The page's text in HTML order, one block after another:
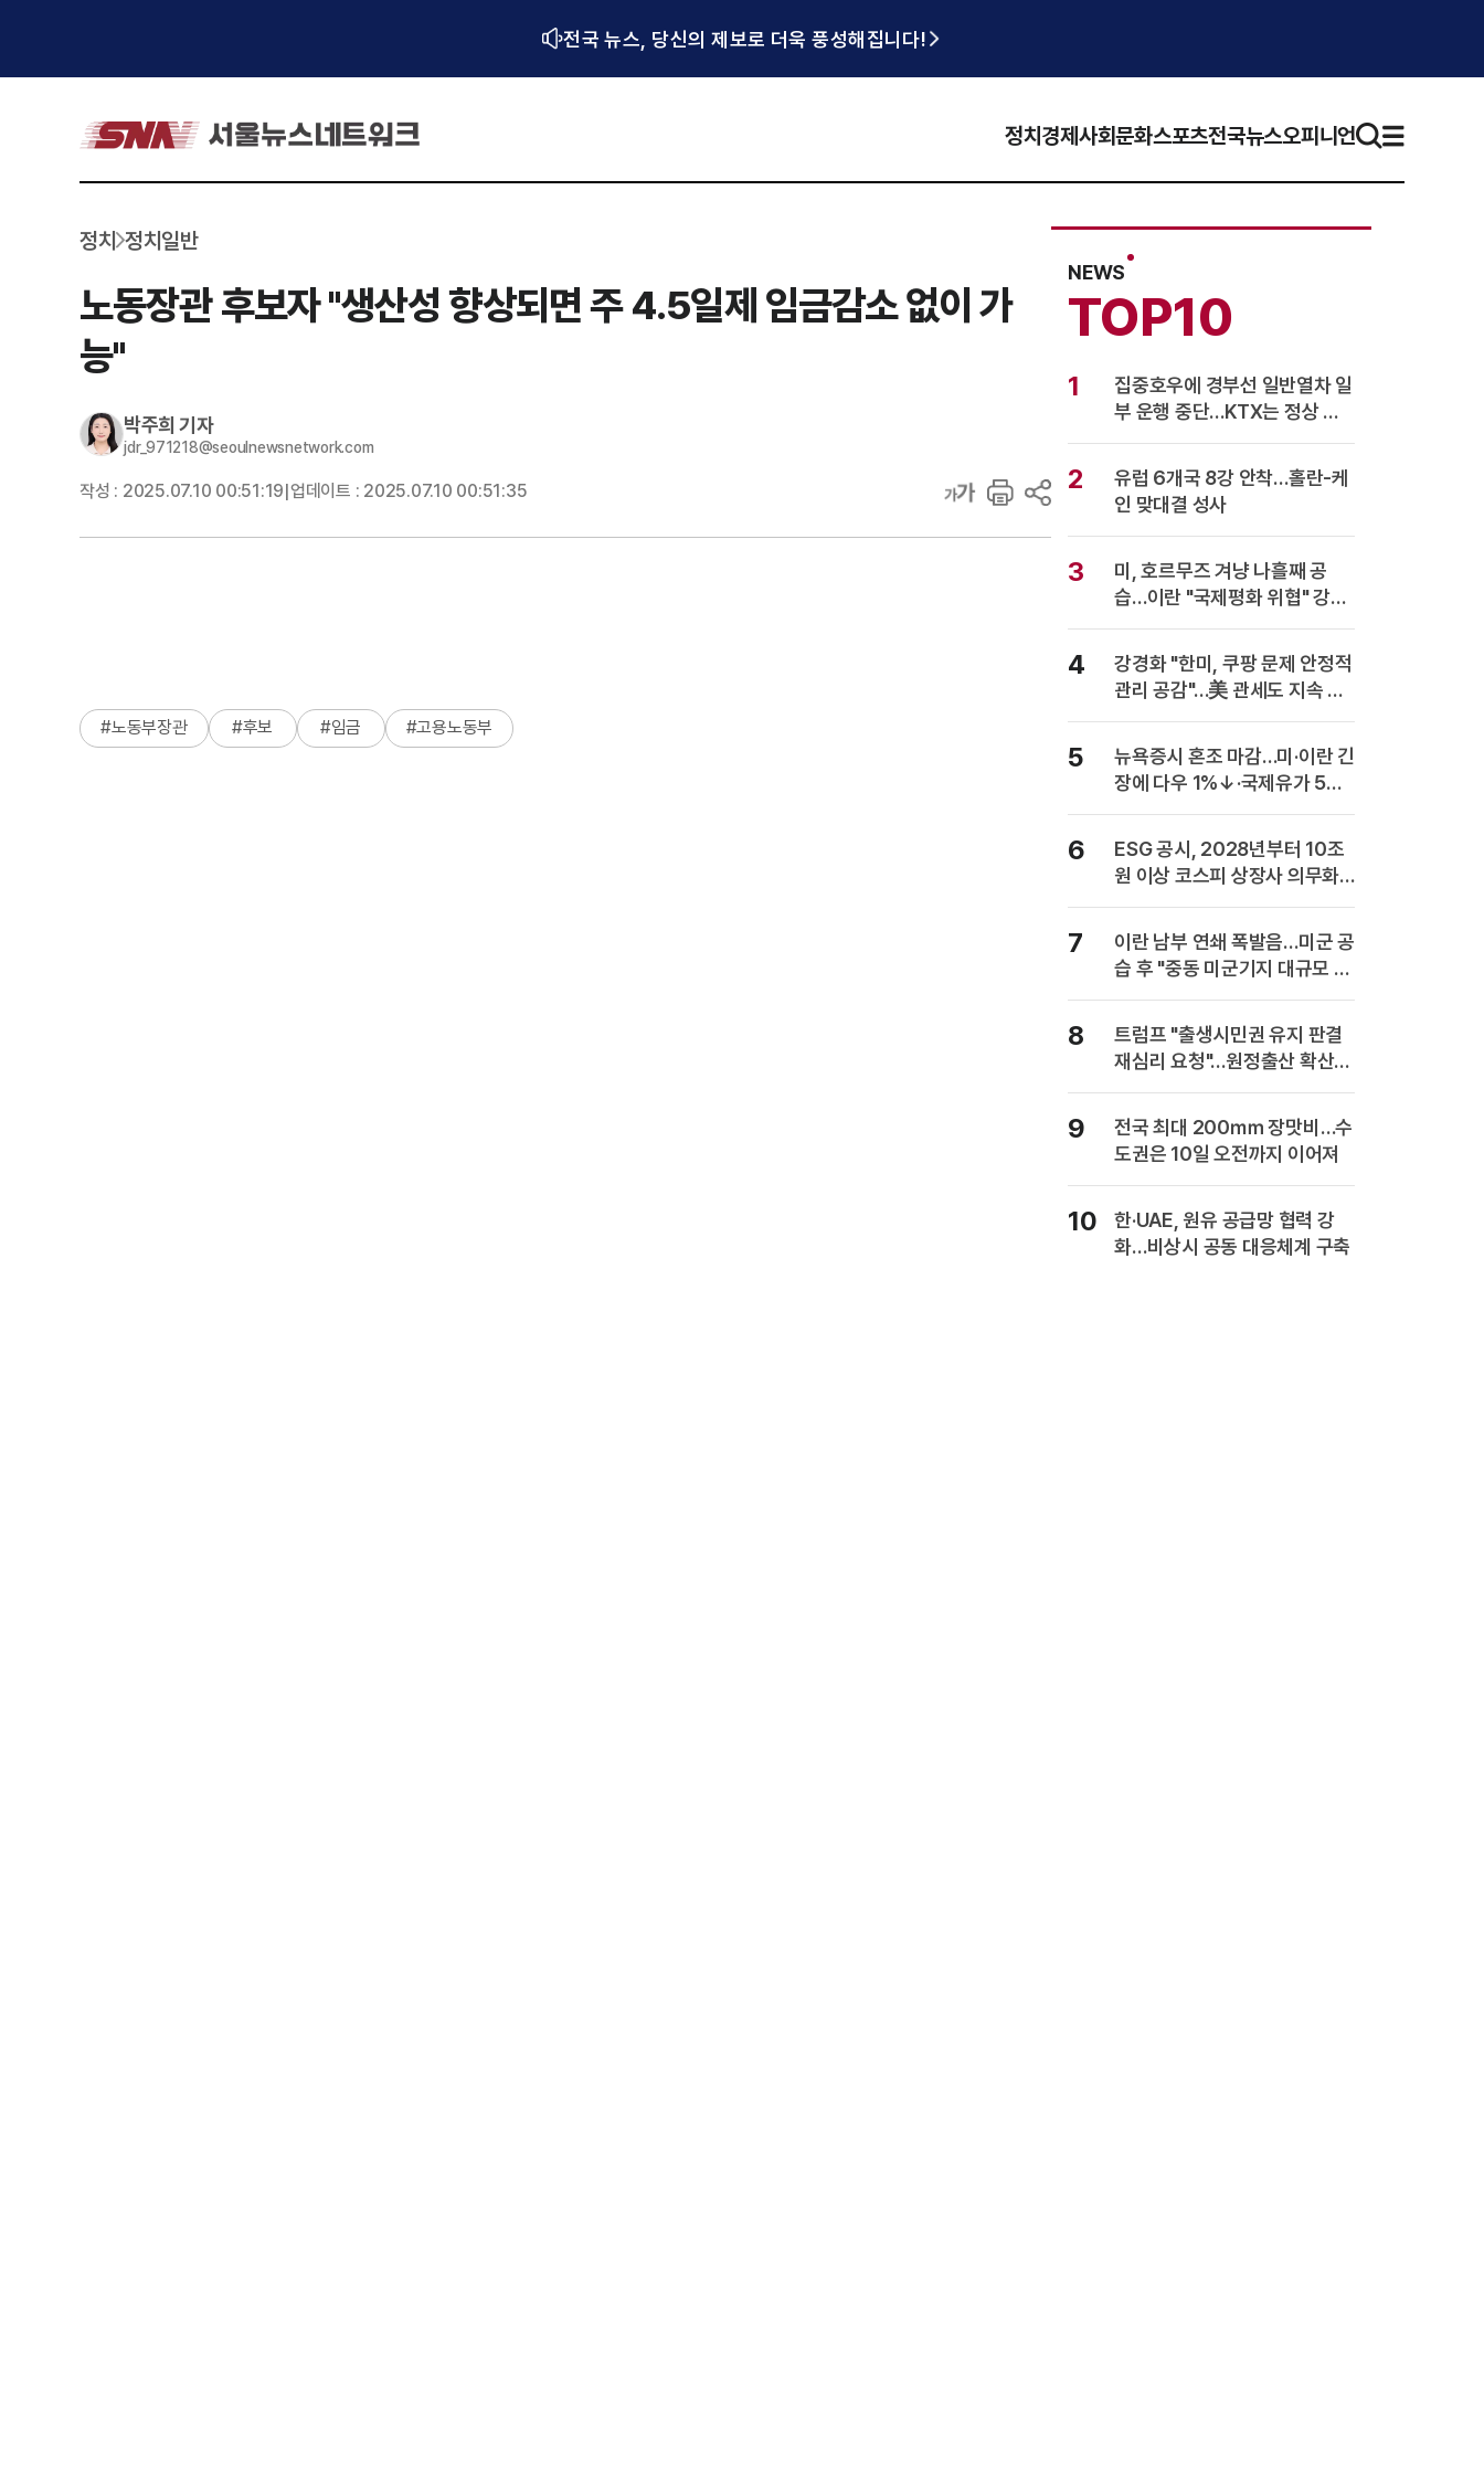
전국 뉴스, 당신의 제보로 더욱 풍성해집니다!
정치 경제사회문화스포츠전국뉴스오피니언
정치 정치일반
노동장관 후보자 "생산성 향상되면 주 4.5일제 임금감소 없이 가
능"
박주희 기자
jdr_971218@seoulnewsnetwork.com
작성 : 2025.07.10 00:51:19 업데이트 : 2025.07.10 00:51:35
#노동부장관 #후보 #임금 #고용노동부
NEWS
TOP10
1
집중호우에 경부선 일반열차 일
부 운행 중단…KTX는 정상 운
행
2
유럽 6개국 8강 안착…홀란-케
인 맞대결 성사
3
미, 호르무즈 겨냥 나흘째 공
습…이란 "국제평화 위협" 강력
반발
4
강경화 "한미, 쿠팡 문제 안정적
관리 공감"…美 관세도 지속 협
의
5
뉴욕증시 혼조 마감…미·이란 긴
장에 다우 1%↓·국제유가 5%
급등
6
ESG 공시, 2028년부터 10조
원 이상 코스피 상장사 의무화…
사업보고서에 담는다
7
이란 남부 연쇄 폭발음…미군 공
습 후 "중동 미군기지 대규모 보
복" 경고
8
트럼프 "출생시민권 유지 판결
재심리 요청"…원정출산 확산
주장
9
전국 최대 200㎜ 장맛비…수
도권은 10일 오전까지 이어져
10
한·UAE, 원유 공급망 협력 강
화…비상시 공동 대응체계 구축